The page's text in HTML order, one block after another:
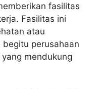
fasilitas
Fasilitas ini
atau
begitu perusahaan
mendukung